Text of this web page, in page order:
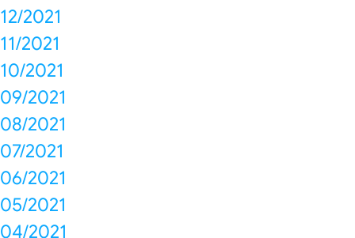
12/2021
11/2021
10/2021
09/2021
08/2021
07/2021
06/2021
05/2021
04/2021